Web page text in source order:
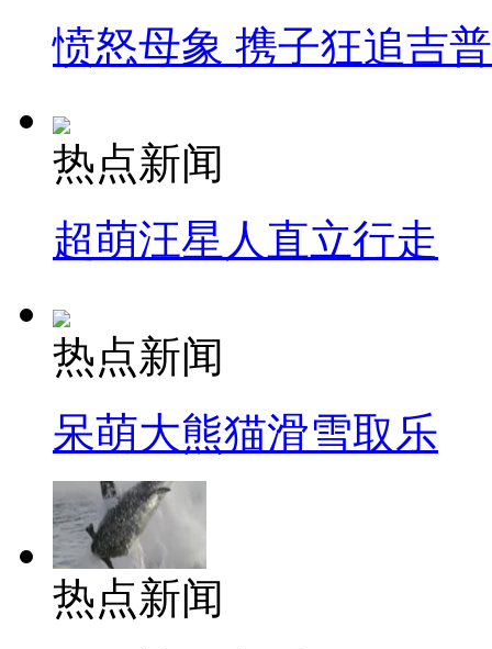
愤怒母象 携子狂追吉
热点新闻
超萌汪星人直立行走
热点新闻
呆萌大熊猫滑雪取乐
热点新闻